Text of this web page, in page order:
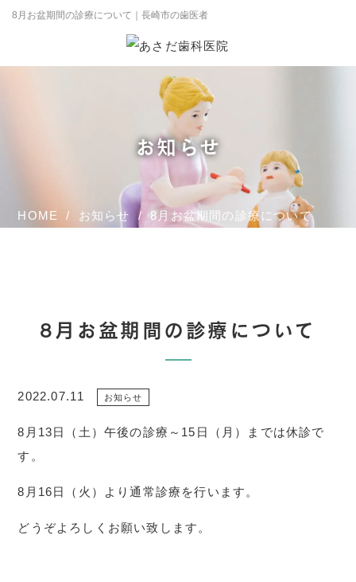
8月お盆期間の診療について｜長崎市の歯医者
お知らせ
HOME お知らせ 8月お盆期間の診療について
8月お盆期間の診療について
2022.07.11 お知らせ
8月13日（土）午後の診療～15日（月）までは休診で
す。
8月16日（火）より通常診療を行います。
どうぞよろしくお願い致します。